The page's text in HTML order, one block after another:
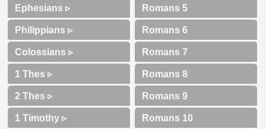
Ephesians ▹
Philippians ▹
Colossians ▹
1 Thes ▹
2 Thes ▹
1 Timothy ▹